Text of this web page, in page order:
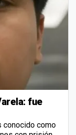
fue
conocido como